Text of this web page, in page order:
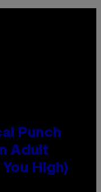
Punch
Adult
High)